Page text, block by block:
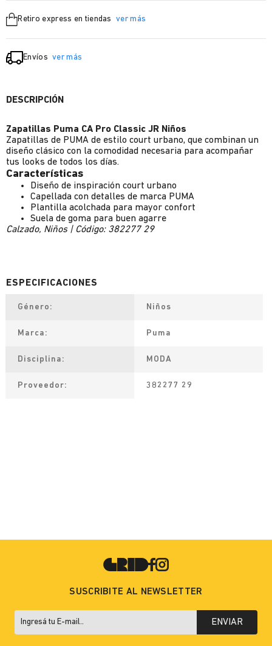
Retiro express en tiendas ver más
Envíos ver más
DESCRIPCIÓN
Zapatillas Puma CA Pro Classic JR Niños
Zapatillas de PUMA de estilo court urbano, que combinan un
diseño clásico con la comodidad necesaria para acompañar
tus looks de todos los días.
Características
Diseño de inspiración court urbano
Capellada con detalles de marca PUMA
Plantilla acolchada para mayor confort
Suela de goma para buen agarre
Calzado, Niños | Código: 382277 29
Género Niños
Marca Puma
Disciplina MODA
Proveedor 382277 29
SUSCRIBITE AL NEWSLETTER
ENVIAR